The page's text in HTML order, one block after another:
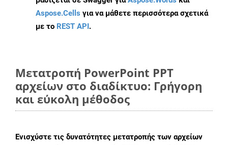
Aspose.Cells για να μάθετε περισσότερα σχετικά
με το REST API.
Μετατροπή PowerPoint PPT
αρχείων στο διαδίκτυο: Γρήγορη
και εύκολη μέθοδος
Ενισχύστε τις δυνατότητες μετατροπής των αρχείων